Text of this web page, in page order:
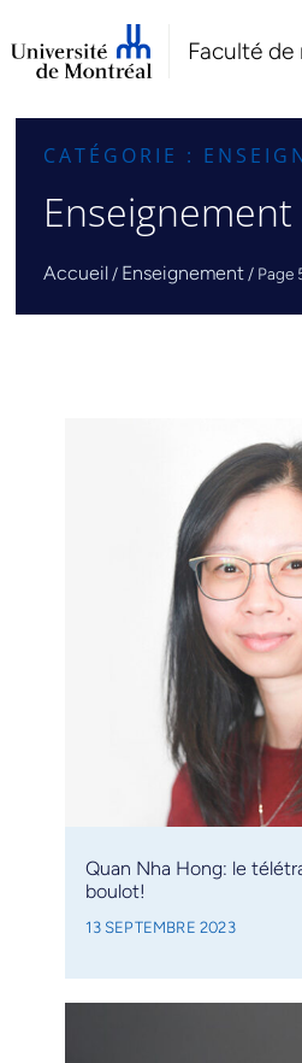
Faculté de
CATÉGORIE :
Enseignement
Accueil / Enseignement/ Page
Quan Nha Hong: le
boulot!
13 SEPTEMBRE 2023